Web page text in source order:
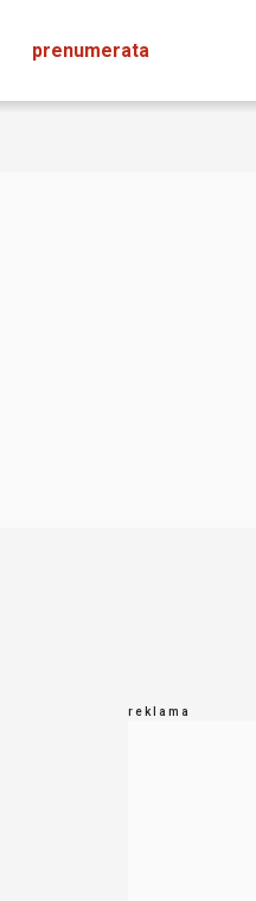
prenumerata